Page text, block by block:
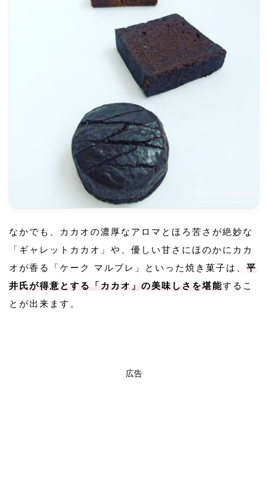
なかでも、カカオの濃厚なアロマとほろ苦さが絶妙な
「ギャレットカカオ」や、優しい甘さにほのかにカカ
オが香る「ケーク マルブレ」といった焼き菓子は、 平
井氏が得意とする「カカオ」の美味しさを堪能するこ
とが出来ます。
広告